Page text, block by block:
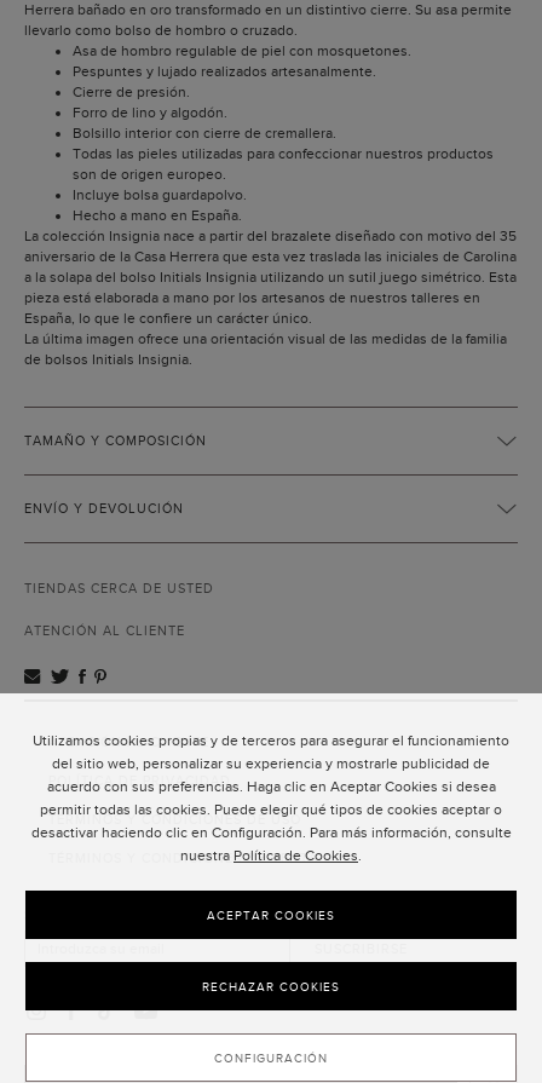
Utilizamos cookies propias y de terceros para asegurar el funcionamiento
del sitio web, personalizar su experiencia y mostrarle publicidad de
acuerdo con sus preferencias. Haga clic en Aceptar Cookies si desea
permitir todas las cookies. Puede elegir qué tipos de cookies aceptar o
desactivar haciendo clic en Configuración. Para más información, consulte
nuestra Política de Cookies.
CONFIGURACIÓN
RECHAZAR COOKIES
ACEPTAR COOKIES
Herrera bañado en oro transformado en un distintivo cierre. Su asa permite
llevarlo como bolso de hombro o cruzado.
Asa de hombro regulable de piel con mosquetones.
Pespuntes y lujado realizados artesanalmente.
Cierre de presión.
Forro de lino y algodón.
Bolsillo interior con cierre de cremallera.
Todas las pieles utilizadas para confeccionar nuestros productos
son de origen europeo.
Incluye bolsa guardapolvo.
Hecho a mano en España.
La colección Insignia nace a partir del brazalete diseñado con motivo del 35
aniversario de la Casa Herrera que esta vez traslada las iniciales de Carolina
a la solapa del bolso Initials Insignia utilizando un sutil juego simétrico. Esta
pieza está elaborada a mano por los artesanos de nuestros talleres en
España, lo que le confiere un carácter único.
La última imagen ofrece una orientación visual de las medidas de la familia
de bolsos Initials Insignia.
TAMAÑO Y COMPOSICIÓN
ENVÍO Y DEVOLUCIÓN
TIENDAS CERCA DE USTED
ATENCIÓN AL CLIENTE
ATENCIÓN AL CLIENTE
POLÍTICA DE PRIVACIDAD
TÉRMINOS Y CONDICIONES DE USO
TÉRMINOS Y CONDICIONES DE VENTA
SUSCRIPCIÓN AL NEWSLETTER